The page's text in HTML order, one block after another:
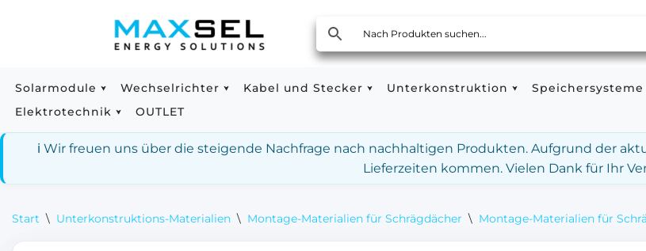
springen
Solarmodule Wechselrichter Kabel und Stecker Unterkonstruktion Speichersysteme
Elektrotechnik
OUTLET
ℹ️ Wir freuen uns über die steigende Nachfrage nach nachhaltigen Produkten. Aufgrund der
Lieferzeiten kommen. Vielen Dank für Ihr
Start \ Unterkonstruktions-Materialien \ Montage-Materialien für Schrägdächer \ Montage-Materialien für